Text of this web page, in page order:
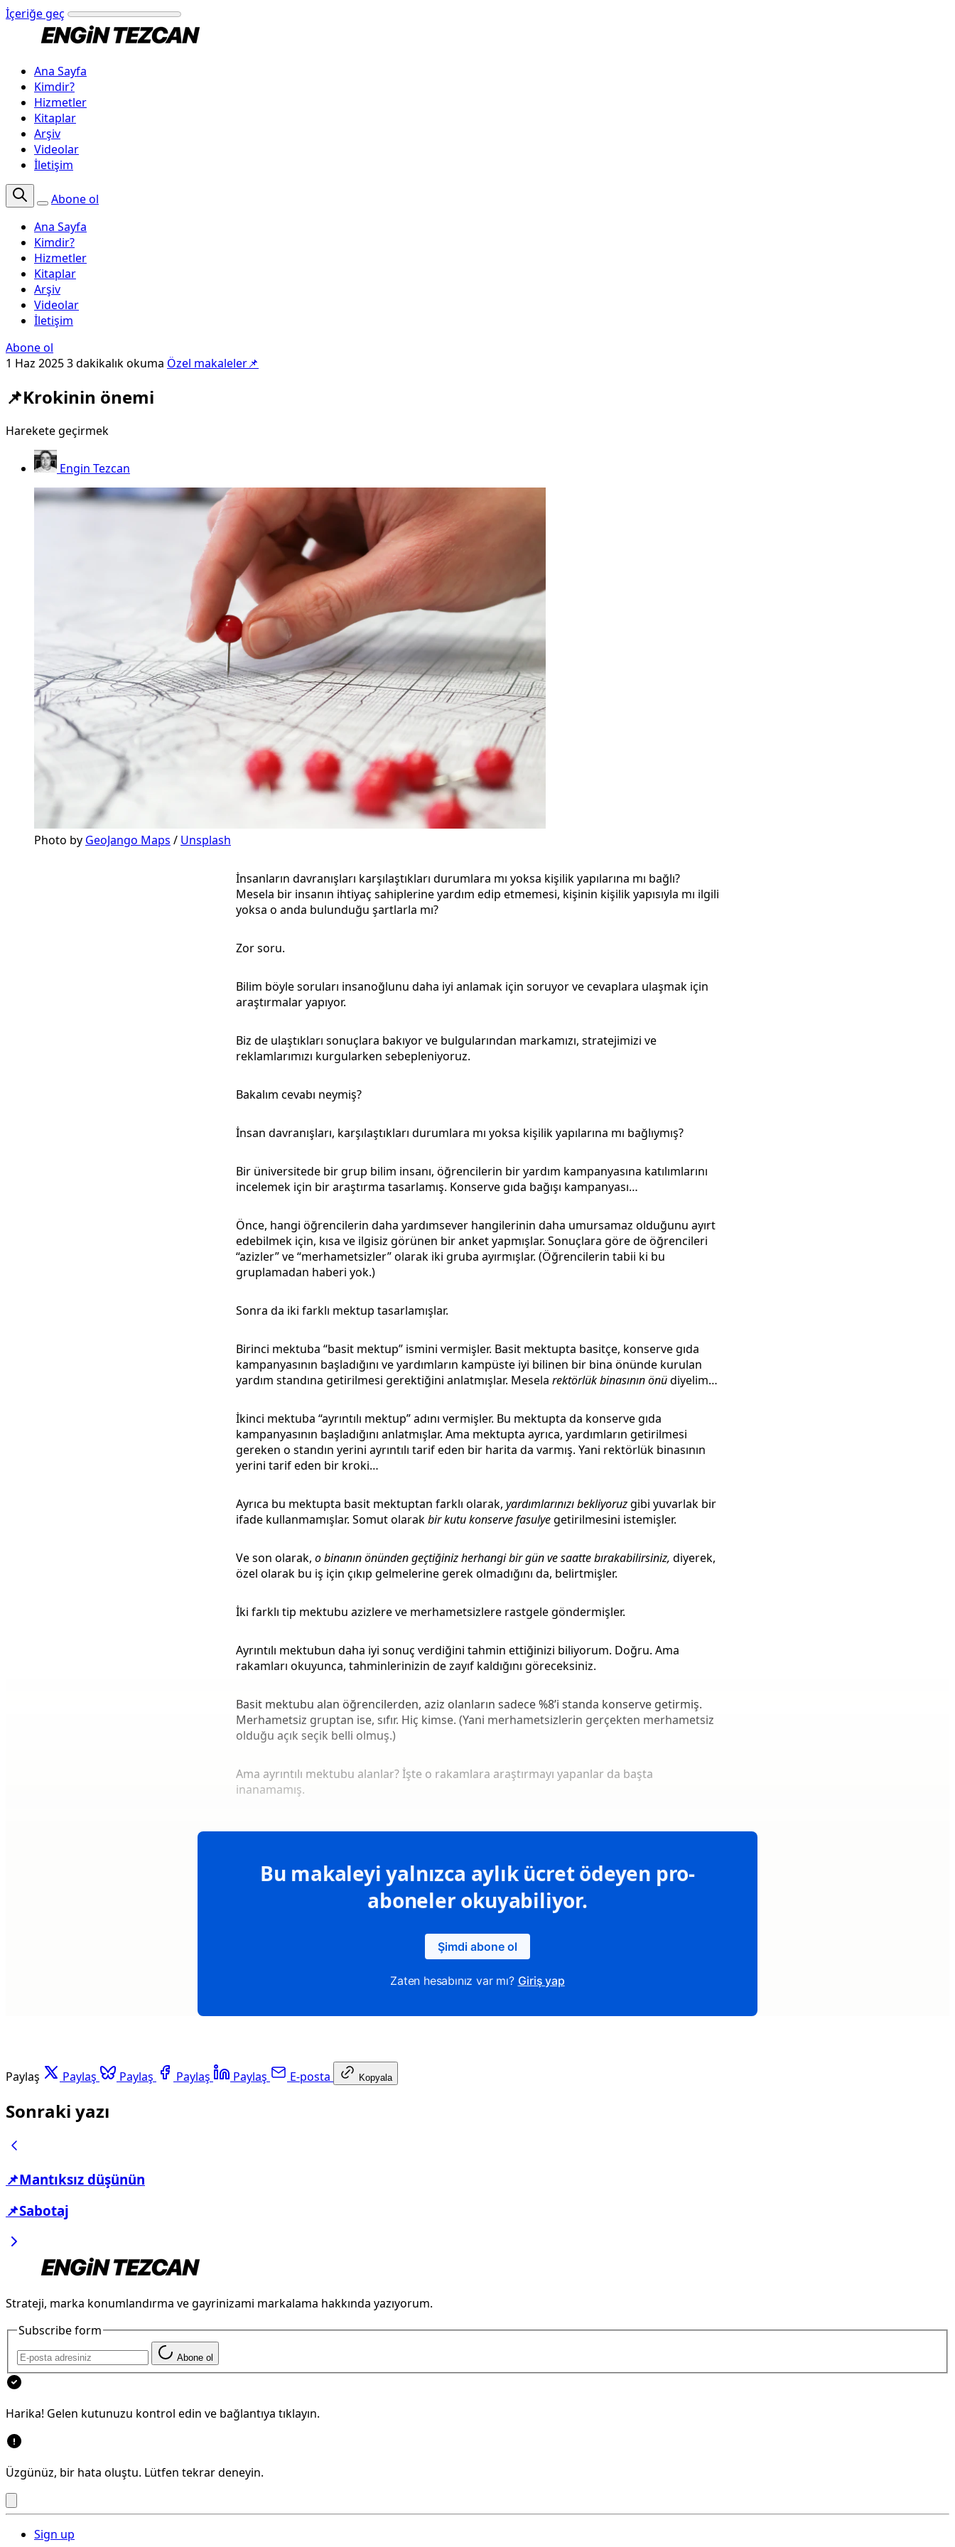
İçeriğe geç
Ana Sayfa
Kimdir?
Hizmetler
Kitaplar
Arşiv
Videolar
İletişim
Abone ol
Ana Sayfa
Kimdir?
Hizmetler
Kitaplar
Arşiv
Videolar
İletişim
Abone ol
1 Haz 20253 dakikalık okuma Özel makaleler📌
📌Krokinin önemi
Harekete geçirmek
Engin Tezcan
Photo by GeoJango Maps / Unsplash
İnsanların davranışları karşılaştıkları durumlara mı yoksa kişilik yapılarına mı bağlı?
Mesela bir insanın ihtiyaç sahiplerine yardım edip etmemesi, kişinin kişilik yapısıyla mı ilgili
yoksa o anda bulunduğu şartlarla mı?
Zor soru.
Bilim böyle soruları insanoğlunu daha iyi anlamak için soruyor ve cevaplara ulaşmak için
araştırmalar yapıyor.
Biz de ulaştıkları sonuçlara bakıyor ve bulgularından markamızı, stratejimizi ve
reklamlarımızı kurgularken sebepleniyoruz.
Bakalım cevabı neymiş?
İnsan davranışları, karşılaştıkları durumlara mı yoksa kişilik yapılarına mı bağlıymış?
Bir üniversitede bir grup bilim insanı, öğrencilerin bir yardım kampanyasına katılımlarını
incelemek için bir araştırma tasarlamış. Konserve gıda bağışı kampanyası…
Önce, hangi öğrencilerin daha yardımsever hangilerinin daha umursamaz olduğunu ayırt
edebilmek için, kısa ve ilgisiz görünen bir anket yapmışlar. Sonuçlara göre de öğrencileri
“azizler” ve “merhametsizler” olarak iki gruba ayırmışlar. (Öğrencilerin tabii ki bu
gruplamadan haberi yok.)
Sonra da iki farklı mektup tasarlamışlar.
Birinci mektuba “basit mektup” ismini vermişler. Basit mektupta basitçe, konserve gıda
kampanyasının başladığını ve yardımların kampüste iyi bilinen bir bina önünde kurulan
yardım standına getirilmesi gerektiğini anlatmışlar. Mesela rektörlük binasının önüdiyelim…
İkinci mektuba “ayrıntılı mektup” adını vermişler. Bu mektupta da konserve gıda
kampanyasının başladığını anlatmışlar. Ama mektupta ayrıca, yardımların getirilmesi
gereken o standın yerini ayrıntılı tarif eden bir harita da varmış. Yani rektörlük binasının
yerini tarif eden bir kroki…
Ayrıca bu mektupta basit mektuptan farklı olarak, yardımlarınızı bekliyoruzgibi yuvarlak bir
ifade kullanmamışlar. Somut olarakbir kutu konserve fasulyegetirilmesini istemişler.
Ve son olarak, o binanın önünden geçtiğiniz herhangi bir gün ve saatte bırakabilirsiniz, diyerek,
özel olarak bu iş için çıkıp gelmelerine gerek olmadığını da, belirtmişler.
İki farklı tip mektubu azizlere ve merhametsizlere rastgele göndermişler.
Ayrıntılı mektubun daha iyi sonuç verdiğini tahmin ettiğinizi biliyorum. Doğru. Ama
rakamları okuyunca, tahminlerinizin de zayıf kaldığını göreceksiniz.
Basit mektubu alan öğrencilerden, aziz olanların sadece %8’i standa konserve getirmiş.
Merhametsiz gruptan ise, sıfır. Hiç kimse. (Yani merhametsizlerin gerçekten merhametsiz
olduğu açık seçik belli olmuş.)
Ama ayrıntılı mektubu alanlar? İşte o rakamlara araştırmayı yapanlar da başta
inanamamış.
Bu makaleyi yalnızca aylık ücret ödeyen pro-
aboneler okuyabiliyor.
Şimdi abone ol
Zaten hesabınız var mı? Giriş yap
Paylaş Paylaş Paylaş Paylaş Paylaş E-posta Kopyala
Sonraki yazı
📌Mantıksız düşünün
📌Sabotaj
Strateji, marka konumlandırma ve gayrinizami markalama hakkında yazıyorum.
Subscribe form
Abone ol
Harika! Gelen kutunuzu kontrol edin ve bağlantıya tıklayın.
Üzgünüz, bir hata oluştu. Lütfen tekrar deneyin.
Sign up